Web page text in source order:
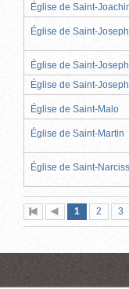
Église de Saint-
Église de Saint-Joseph
Église de Saint-
Église de Saint-
Église de Saint-Malo
Église de Saint-Martin
Église de Saint-
Première
page
Page
précédente
Page
1 (page
actuelle)
Page
2 3